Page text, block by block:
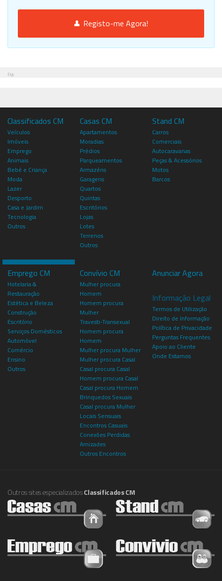
Registo-me Agora!
Pub
Classificados CM
Veículos
Imóveis
Emprego
Animais
Bebé e Criança
Moda
Lazer
Desporto
Casa e Jardim
Tecnologia
Outros
Casas CM
Apartamentos
Moradias
Prédios
Parqueamentos
Armazéns
Garagens
Quartos
Quintas
Escritórios
Lojas
Lotes
Terrenos
Outros
Stand CM
Carros
Comerciais
Autocaravanas
Peças & Acessórios
Motos
Barcos
Emprego CM
Hotelaria &
Restauração
Estética e Beleza
Construção
Escritório
Serviços Domésticos
Automóvel
Comércio
Ensino
Outros
Convívio CM
Mulher procura
Homem
Homem procura
Mulher
Travesti-Transexual
Homem procura
Homem
Mulher procura Mulher
Mulher procura Casal
Casal procura Casal
Homem procura Casal
Casal procura Homem
Brinquedos Sexuais
Casal procura Mulher
Locais Sensuais
Encontros Casuais
Conexões Perdidas
Amizades
Outros Encontros
Anunciar Agora
Informação Legal
Termos de Utilização
Direito de Informação
Política de Privacidade
Perguntas Frequentes
Apoio ao Cliente
Onde Estamos
Outros sites especializadosClassificados CM